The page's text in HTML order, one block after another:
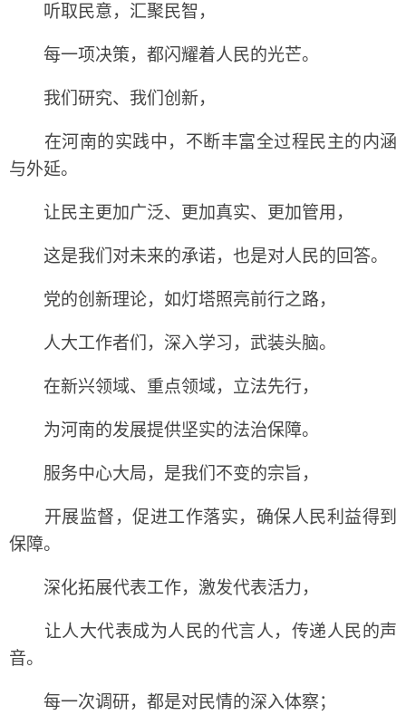
听取民意，汇聚民智，
每一项决策，都闪耀着人民的光芒。
我们研究、我们创新，
在河南的实践中，不断丰富全过程民主的内涵
与外延。
让民主更加广泛、更加真实、更加管用，
这是我们对未来的承诺，也是对人民的回答。
党的创新理论，如灯塔照亮前行之路，
人大工作者们，深入学习，武装头脑。
在新兴领域、重点领域，立法先行，
为河南的发展提供坚实的法治保障。
服务中心大局，是我们不变的宗旨，
开展监督，促进工作落实，确保人民利益得到
保障。
深化拓展代表工作，激发代表活力，
让人大代表成为人民的代言人，传递人民的声
音。
每一次调研，都是对民情的深入体察；